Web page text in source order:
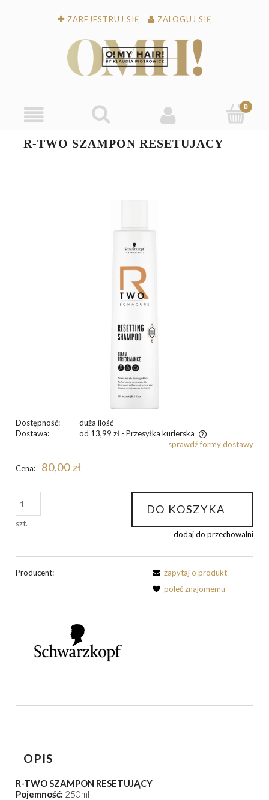
ZAREJESTRUJ SIĘ ZALOGUJ SIĘ
R-TWO SZAMPON RESETUJACY
Dostępność:
duża ilość
Dostawa:
od 13,99 zł - Przesyłka kurierska
Cena nie zawiera ewentualnych kosztów płatnościsprawdź formy dostawy
Cena: 80,00 zł
szt.
DO KOSZYKA
dodaj do przechowalni
Producent:
zapytaj o produkt
poleć znajomemu
OPIS
R-TWO SZAMPON RESETUJĄCY
Pojemność: 250ml